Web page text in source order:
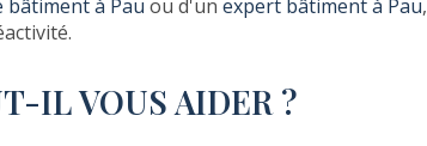
bâtiment à Pau ou d'un expert bâtiment à Pau,
IL VOUS AIDER ?